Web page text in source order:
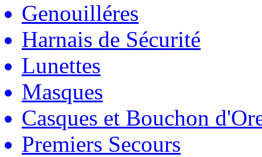
Genouilléres
Harnais de Sécurité
Lunettes
Masques
Casques et Bouchon
Premiers Secours